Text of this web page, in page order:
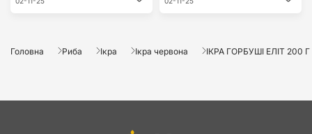
Головна Риба Ікра Ікра червона ІКРА ГОРБУШІ ЕЛІТ 200